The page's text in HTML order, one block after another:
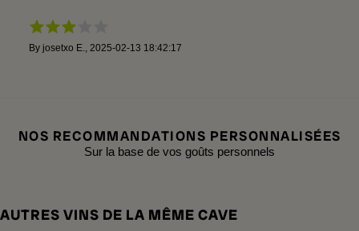
By josetxo E. 2025-02-13 18:42:17
NOS RECOMMANDATIONS PERSONNALISÉES
Sur la base de vos goûts personnels
AUTRES VINS DE LA MÊME CAVE